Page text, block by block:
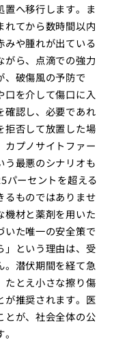
置へ移行します。ま
れてから数時間以内
みや腫れが出ている
がら、点滴での強力
、破傷風の予防で
口を介して傷口に入
確認し、必要であれ
拒否して放置した場
カプノサイトファー
う最悪のシナリオも
パーセントを超える
るものではありませ
機材と薬剤を用いた
いた唯一の安全策で
」という理由は、受
。潜伏期間を経て急
たとえ小さな擦り傷
が推奨されます。医
とが、社会全体の公